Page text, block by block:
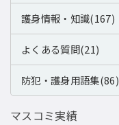
護身情報・知識(167)
よくある質問(21)
防犯・護身用語集(86)
マスコミ実績